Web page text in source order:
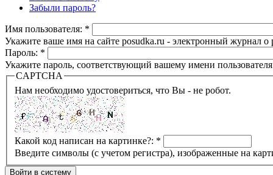
Забыли пароль?
Имя пользователя: *
Укажите ваше имя на сайте posudka.ru - электронный журнал
Пароль: *
Укажите пароль, соответствующий вашему имени
CAPTCHA
Нам необходимо удостовериться, что Вы - не робот.
Какой код написан на картинке?: *
Введите символы (с учетом регистра), изображенные на